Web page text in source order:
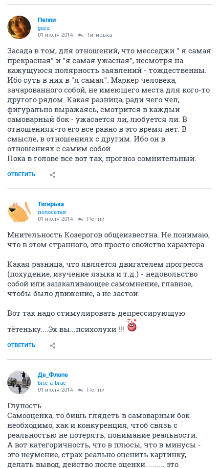
Пeппи
guru
01 июля 2014 Тигирька
Засада в том, для отношений, что месседжи " я самая
прекрасная" и "я самая ужасная", несмотря на
кажущуюся полярность заявлений - тождественны.
Ибо суть в них в "я самая". Маркер человека,
зачарованного собой, не имеющего места для кого-то
другого рядом. Какая разница, ради чего чел,
фигурально выражаясь, смотрится в каждый
самоварный бок - ужасается ли, любуется ли. В
отношениях-то его все равно в это время нет. В
смысле, в отношениях с другим. Ибо он в
отношениях с самим собой.
Пока в голове все вот так, прогноз сомнительный.
ОТВЕТИТЬ
Тигирька
полосатая
01 июля 2014 Пeппи
Мнительность Козерогов общеизвестна. Не понимаю,
что в этом странного, это просто свойство характера.
Какая разница, что является двигателем прогресса
(похудение, изучение языка и т.д.) - недовольство
собой или зашкаливающее самомнение, главное,
чтобы было движение, а не застой.
Вот так надо стимулировать депрессирующую
тётеньку....Эх вы...психолухи !!!
ОТВЕТИТЬ
Де_Флопе
bric-a-brac
01 июля 2014 Пeппи
Глупость.
Самооценка, то бишь глядеть в самоварный бок
необходимо, как и конкуренция, чтоб связь с
реальностью не потерять, понимание реальности.
А вот категоричность, что в плюсы, что в минусы -
это неумение, страх реально оценить картинку,
делать вывод, действо после оценки.......... это